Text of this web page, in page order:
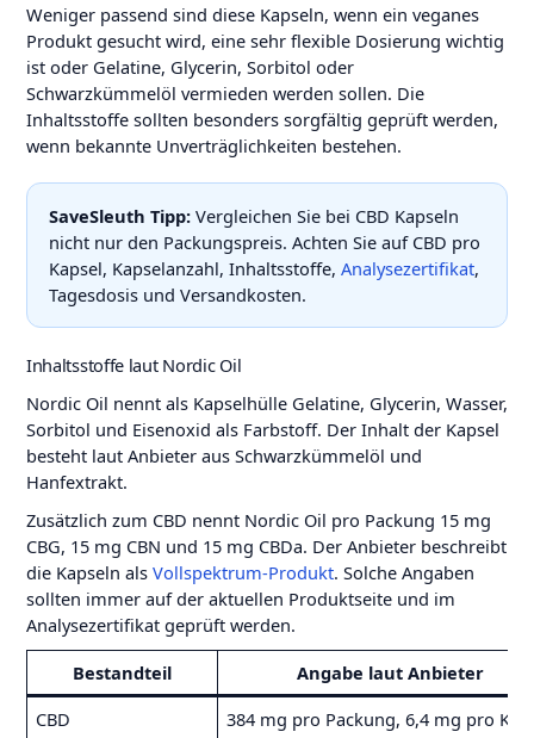
Weniger passend sind diese Kapseln, wenn ein veganes
Produkt gesucht wird, eine sehr flexible Dosierung wichtig
ist oder Gelatine, Glycerin, Sorbitol oder
Schwarzkümmelöl vermieden werden sollen. Die
Inhaltsstoffe sollten besonders sorgfältig geprüft werden,
wenn bekannte Unverträglichkeiten bestehen.
SaveSleuth Tipp:Vergleichen Sie bei CBD Kapseln
nicht nur den Packungspreis. Achten Sie auf CBD pro
Kapsel, Kapselanzahl, Inhaltsstoffe, Analysezertifikat,
Tagesdosis und Versandkosten.
Inhaltsstoffe laut Nordic Oil
Nordic Oil nennt als Kapselhülle Gelatine, Glycerin, Wasser,
Sorbitol und Eisenoxid als Farbstoff. Der Inhalt der Kapsel
besteht laut Anbieter aus Schwarzkümmelöl und
Hanfextrakt.
Zusätzlich zum CBD nennt Nordic Oil pro Packung 15 mg
CBG, 15 mg CBN und 15 mg CBDa. Der Anbieter beschreibt
die Kapseln als Vollspektrum-Produkt. Solche Angaben
sollten immer auf der aktuellen Produktseite und im
Analysezertifikat geprüft werden.
Bestandteil
Angabe laut Anbieter
CBD
384 mg pro Packung, 6,4 mg pro